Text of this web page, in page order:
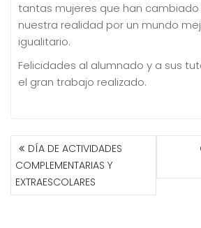
tantas mujeres que han
nuestra realidad por un mundo
igualitario.
Felicidades al alumnado y a sus
el gran trabajo realizado.
NAVEGACIÓN
DE
ENTRADAS
DÍA DE ACTIVIDADES
COMPLEMENTARIAS Y
EXTRAESCOLARES